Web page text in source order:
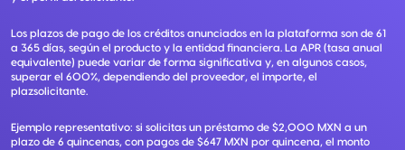
Los plazos de pago de los créditos anunciados en la plataforma son de 61
a 365 días, según el producto y la entidad financiera. La APR (tasa anual
equivalente) puede variar de forma significativa y, en algunos casos,
superar el 600%, dependiendo del proveedor, el importe, el
plazsolicitante.
Ejemplo representativo: si solicitas un préstamo de $2,000 MXN a un
plazo de 6 quincenas, con pagos de $647 MXN por quincena, el monto